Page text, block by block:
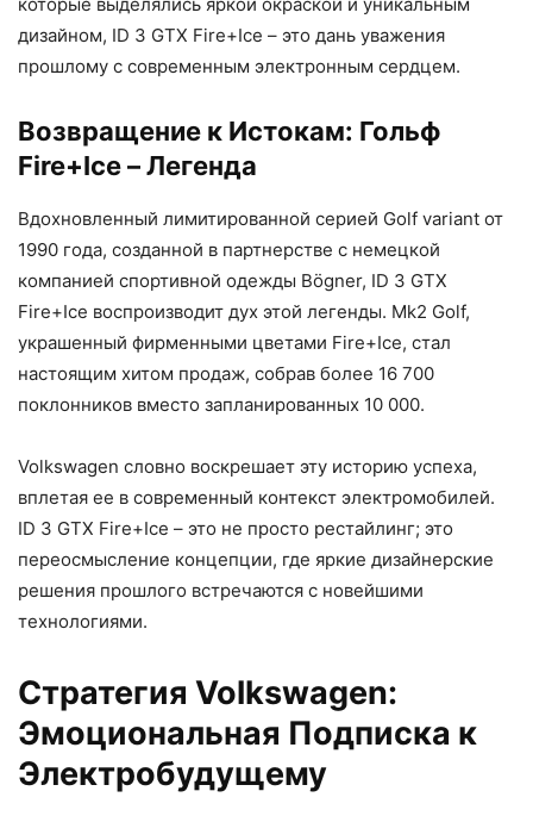
дизайном, ID 3 GTX Fire+Ice – это дань уважения
прошлому с современным электронным сердцем.
Возвращение к Истокам: Гольф
Fire+Ice – Легенда
Вдохновленный лимитированной серией Golf variant от
1990 года, созданной в партнерстве с немецкой
компанией спортивной одежды Bögner, ID 3 GTX
Fire+Ice воспроизводит дух этой легенды. Mk2 Golf,
украшенный фирменными цветами Fire+Ice, стал
настоящим хитом продаж, собрав более 16 700
поклонников вместо запланированных 10 000.
Volkswagen словно воскрешает эту историю успеха,
вплетая ее в современный контекст электромобилей.
ID 3 GTX Fire+Ice – это не просто рестайлинг; это
переосмысление концепции, где яркие дизайнерские
решения прошлого встречаются с новейшими
технологиями.
Стратегия Volkswagen:
Эмоциональная Подписка к
Электробудущему